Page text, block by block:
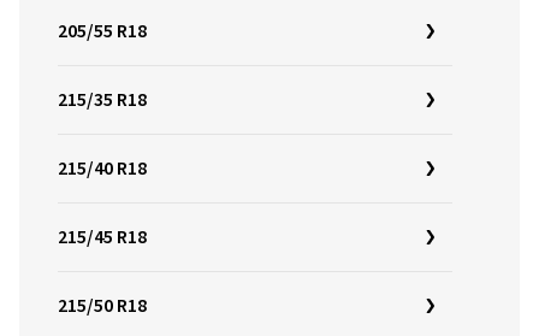
205/55 R18
215/35 R18
215/40 R18
215/45 R18
215/50 R18